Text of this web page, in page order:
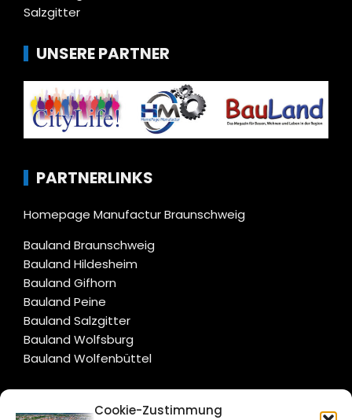
Cookie-Zustimmung
Salzgitter
UNSERE PARTNER
PARTNERLINKS
Homepage Manufactur Braunschweig
Bauland Braunschweig
Bauland Hildesheim
Bauland Gifhorn
Bauland Peine
Bauland Salzgitter
Bauland Wolfsburg
Bauland Wolfenbüttel
CITYLIFE!